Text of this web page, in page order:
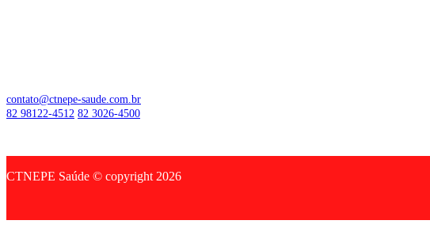
contato@ctnepe-saude.com.br
82 98122-4512 82 3026-4500
CTNEPE Saúde © copyright 2026